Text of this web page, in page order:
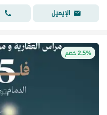
الإيميل
2.5% خصم